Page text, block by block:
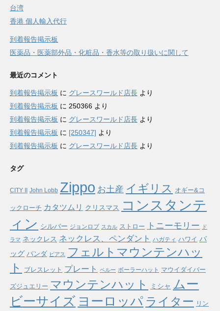
台湾
香港 個人輸入代行
到着報告掲示板
医薬品・医薬部外品・化粧品・香水等の取り扱いに関して
最近のコメント
到着報告掲示板 に グレースワールド店長 より
到着報告掲示板 に 250366 より
到着報告掲示板 に グレースワールド店長 より
到着報告掲示板 に [250347] より
到着報告掲示板 に グレースワールド店長 より
タグ
CITY II John Lobb Zippo お土産 イギリス オギー&コ
ックローチ カタツムリ クリスマス
コンスタンテ
ィン シルバー ジョンロブ スカル ストロー トニーモリー ド
ラマ ネックレス ネックレス、ペンダント ハガティ ハワイ バ
ッグ パンダ ピアス
フェルトマウンテンハッ
ト
ブレスレット プレート ペルー ボーラーハット マウイダイバー
ズジュエリー マウンテンハット ミシャ ムー
ビーサイズ ヨーロッパ ライター リン